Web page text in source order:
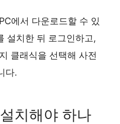
에서 다운로드할 수 있
설치한 뒤 로그인하고,
클래식을 선택해 사전
다.
치해야 하나